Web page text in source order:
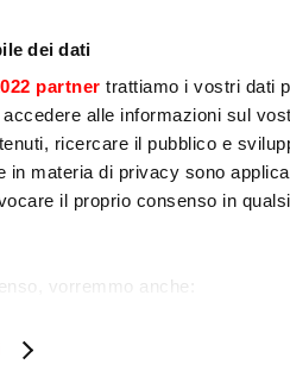
dei dati
partner trattiamo i vostri dati
alle informazioni sul
ricercare il pubblico e
in materia di privacy sono
il proprio consenso in
vorremmo anche:
il tuo dispositivo,
Voedselbereiding